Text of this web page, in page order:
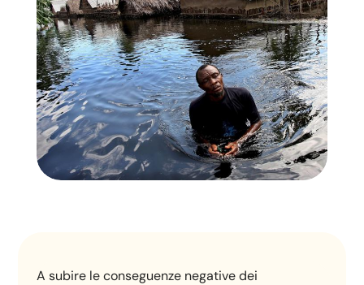
A subire le conseguenze negative dei